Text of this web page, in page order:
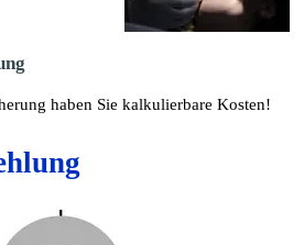
haben Sie kalkulierbare Kosten!